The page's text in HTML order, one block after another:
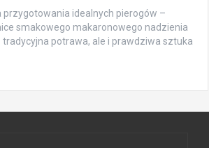
przygotowania idealnych pierogów –
smakowego makaronowego nadzienia
tradycyjna potrawa, ale i prawdziwa sztuka